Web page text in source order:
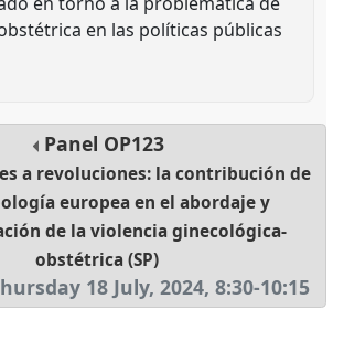
en las políticas públicas
Panel OP123
a revoluciones: la contribución de
europea en el abordaje y
de la violencia ginecológica-
obstétrica (SP)
18 July, 2024,8:30-10:15